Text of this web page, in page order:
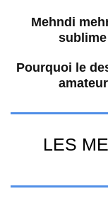
Mehndi
Pourquoi le
LES